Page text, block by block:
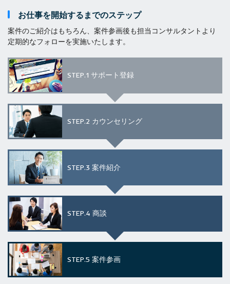
お仕事を開始するまでのステップ
案件のご紹介はもちろん、案件参画後も担当コンサルタントより
定期的なフォローを実施いたします。
STEP.1 サポート登録
STEP.2 カウンセリング
STEP.3 案件紹介
STEP.4 商談
STEP.5 案件参画